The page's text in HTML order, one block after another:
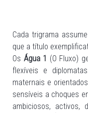
Cada trigrama
que a título
Os Água 1 (O Fluxo)
flexíveis e
maternais e
sensíveis a choques
ambiciosos, activos,